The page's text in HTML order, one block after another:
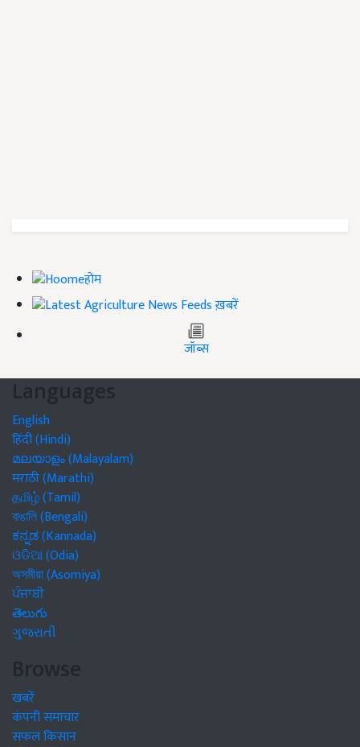
होम
ख़बरें
जॉब्स
Languages
English
हिंदी (Hindi)
മലയാളം (Malayalam)
मराठी (Marathi)
தமிழ் (Tamil)
বাঙালি (Bengali)
ಕನ್ನಡ (Kannada)
ଓଡିଆ (Odia)
অসমীয়া (Asomiya)
ਪੰਜਾਬੀ
తెలుగు
ગુજરાતી
Browse
खबरें
कंपनी समाचार
सफल किसान